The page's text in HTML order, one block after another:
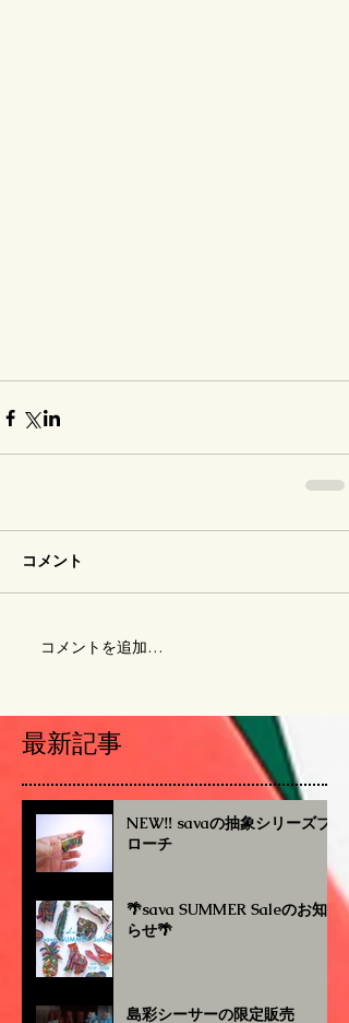
コメント
コメントを追加…
最新記事
NEW‼︎ savaの抽象シリーズブ
ローチ
🌴sava SUMMER Saleのお知
らせ🌴
島彩シーサーの限定販売